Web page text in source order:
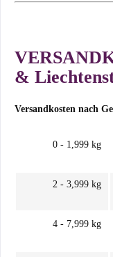
&
Versandkosten nach
0 - 1,999 kg
2 - 3,999 kg
4 - 7,999 kg